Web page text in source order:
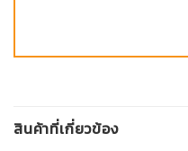
สินค้าที่เกี่ยวข้อง